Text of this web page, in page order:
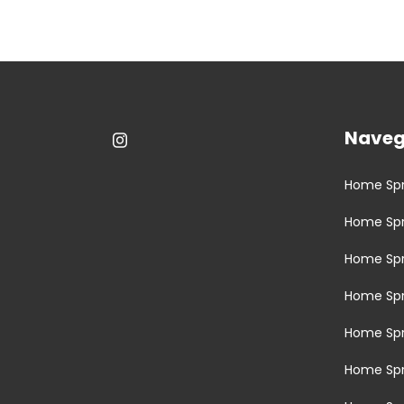
Home
Home
Home
Home
Home
Home